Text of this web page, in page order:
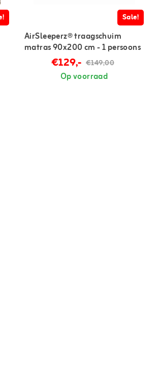
Sale!
AirSleeperz® traagschuim
matras 90x200 cm - 1 persoons
€129,- €149,00
Op voorraad